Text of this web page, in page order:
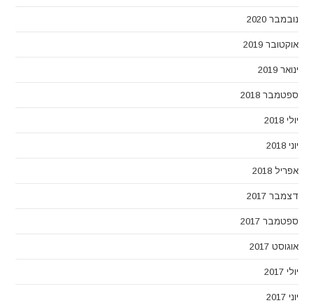
נובמבר 2020
אוקטובר 2019
ינואר 2019
ספטמבר 2018
יולי 2018
יוני 2018
אפריל 2018
דצמבר 2017
ספטמבר 2017
אוגוסט 2017
יולי 2017
יוני 2017